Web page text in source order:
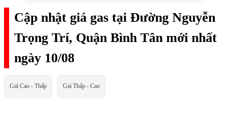
Cập nhật giá gas tại Đường Nguyễn
Trọng Trí, Quận Bình Tân mới nhất
ngày 10/08
Giá Cao - Thấp Giá Thấp - Cao